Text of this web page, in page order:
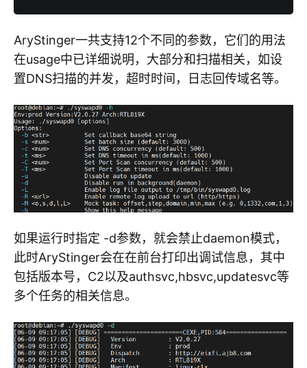
AryStinger一共支持12个不同的参数，它们的用法
在usage中已详细说明，大部分和扫描相关，如设
置DNS扫描的并发，超时时间，日志回传域名等。
如果运行时指定 -d参数，就会禁止daemon模式，
此时AryStinger会在在前台打印出调试信息，其中
包括版本号，C2以及authsvc,hbsvc,updatesvc等
多个任务的相关信息。